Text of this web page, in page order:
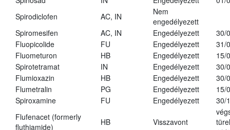
Spirodiclofen
AC, IN
Nem
engedélyezett
Spiromesifen
AC, IN Engedélyezett
30/
Fluopicolide
FU Engedélyezett
31/
Fluometuron
HB Engedélyezett
15/
Spirotetramat
IN Engedélyezett
30/
Flumioxazin
HB Engedélyezett
30/
Flumetralin
PG Engedélyezett
15/
Spiroxamine
FU Engedélyezett
30/
Flufenacet (formerly
fluthiamide)
HB Visszavont